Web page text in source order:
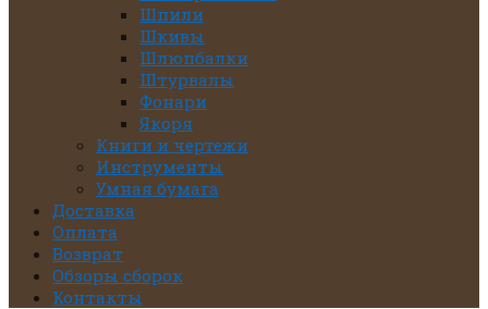
Шпили
Шкивы
Шлюпбалки
Штурвалы
Фонари
Якоря
Книги и чертежи
Инструменты
Умная бумага
Доставка
Оплата
Возврат
Обзоры сборок
Контакты